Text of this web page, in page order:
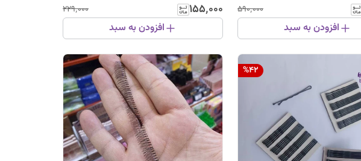
۵۹۰٬۰۰۰
افزودن به سبد
۱۵۵٬۰۰۰ ۲۲۹٬۰۰۰
افزودن به سبد
%42